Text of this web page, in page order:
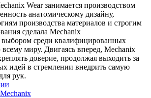
Wear занимается производством
анатомическому дизайну,
производства материалов и строгим
сделала Mechanix
среди квалифицированных
миру. Двигаясь вперед, Mechanix
доверие, продолжая выходить за
идей в стремлении внедрить самую
рук.